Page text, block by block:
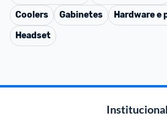
Coolers
Gabinetes Hardware e
Headset
Institucional